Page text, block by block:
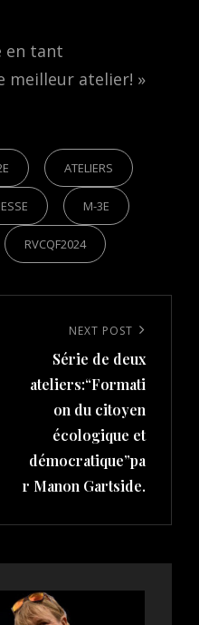
en tant
meilleur atelier! »
ATELIERS
M-3E
RVCQF2024
Post
NEXT POST
Série de deux
ateliers:“Formati
on du citoyen
écologique et
démocratique”pa
r Manon Gartside.